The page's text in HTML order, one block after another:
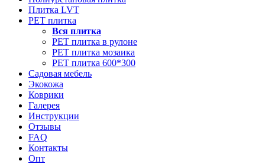
Плитка LVT
РЕТ плитка
Вся плитка
РЕТ плитка в рулоне
РЕТ плитка мозаика
РЕТ плитка 600*300
Садовая мебель
Экокожа
Коврики
Галерея
Инструкции
Отзывы
FAQ
Контакты
Опт